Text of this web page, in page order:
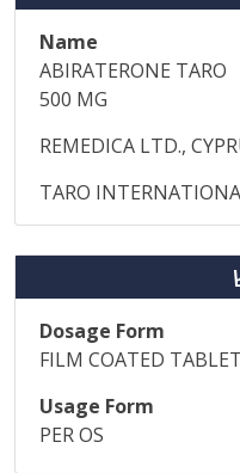
Name
ABIRATERONE TARO
500 MG
REMEDICA LTD.,
TARO
Dosage Form
FILM COATED
Usage Form
PER OS